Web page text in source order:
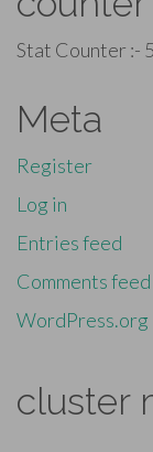
Stat Counter :-
Meta
Register
Log in
Entries feed
Comments feed
WordPress.org
cluster